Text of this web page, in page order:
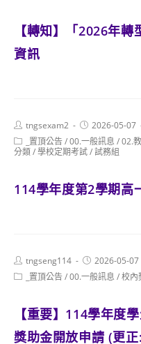
【轉知】「2026年
資訊
Post
author:
tngsexam2
Post
published:
2026-05-07
Post
category:
_置頂公告/00.一般訊息 /02.
分類/學校定期考試/試務組
114學年度第2學期高
Post
author:
tngseng114
Post
published:
2026-05-07
Post _置頂公告/00.一般訊息 /校內
【重要】114學年度
獎助金開放申請 (更